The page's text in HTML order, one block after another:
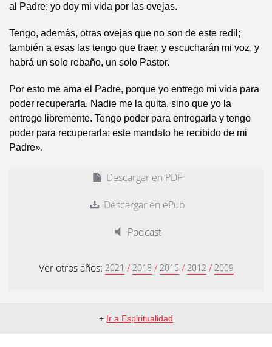
al Padre; yo doy mi vida por las ovejas.
Tengo, además, otras ovejas que no son de este redil;
también a esas las tengo que traer, y escucharán mi voz, y
habrá un solo rebaño, un solo Pastor.
Por esto me ama el Padre, porque yo entrego mi vida para
poder recuperarla. Nadie me la quita, sino que yo la
entrego libremente. Tengo poder para entregarla y tengo
poder para recuperarla: este mandato he recibido de mi
Padre».
Descargar en PDF
Descargar en ePub
Podcast
Ver otros años: 2021 / 2018 / 2015 / 2012 / 2009
+ Ir a Espiritualidad